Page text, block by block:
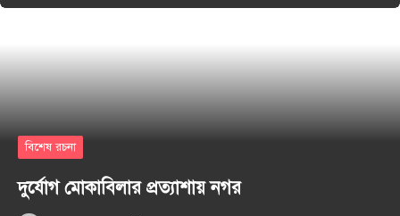
বিশেষ রচনা
দুর্যোগ মোকাবিলার প্রত্যাশায় নগর